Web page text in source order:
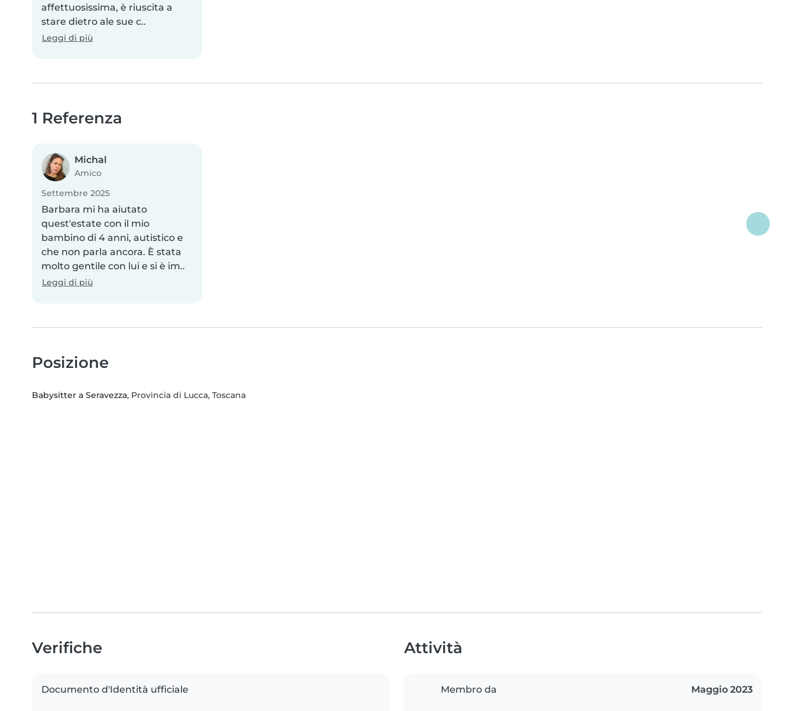
affettuosissima, è riuscita a
stare dietro ale sue c..
Leggi di più
1 Referenza
Michal
Amico
Settembre 2025
Barbara mi ha aiutato
quest'estate con il mio
bambino di 4 anni, autistico e
che non parla ancora. È stata
molto gentile con lui e si è im..
Leggi di più
Posizione
Babysitter a Seravezza, Provincia di Lucca, Toscana
Verifiche
Documento d'Identità ufficiale
Attività
Membro da Maggio 2023